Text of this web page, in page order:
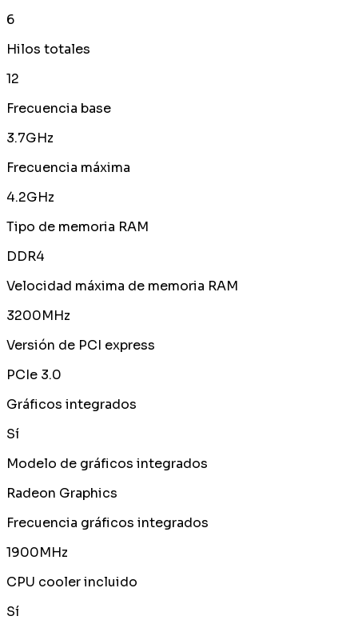
6
Hilos totales
12
Frecuencia base
3.7GHz
Frecuencia máxima
4.2GHz
Tipo de memoria RAM
DDR4
Velocidad máxima de memoria RAM
3200MHz
Versión de PCI express
PCIe 3.0
Gráficos integrados
Sí
Modelo de gráficos integrados
Radeon Graphics
Frecuencia gráficos integrados
1900MHz
CPU cooler incluido
Sí